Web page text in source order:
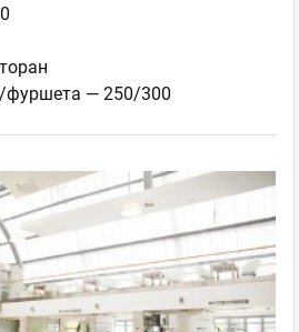
фуршета — 250/300